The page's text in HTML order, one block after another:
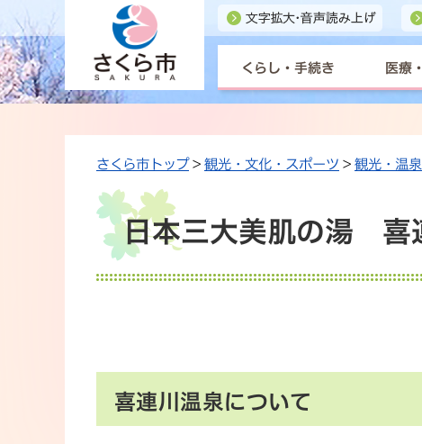
くらし・手続き 医療
さくら市トップ> 観光・文化・スポーツ > 観光・温泉
日本三大美肌の湯 喜
喜連川温泉について